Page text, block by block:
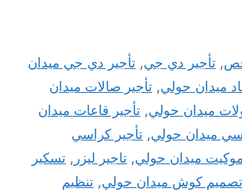
,تأجير دي جي,تأجير دي جي ميدان
ميدان حولي, تأجير صالات ميدان
ميدان حولي, تأجير قاعات ميدان
ميدان حولي, تأجير كراسي
موكيت ميدان حولي, تاجير ليزر , تسكير
تصميم كوش ميدان حولي, تنظيم